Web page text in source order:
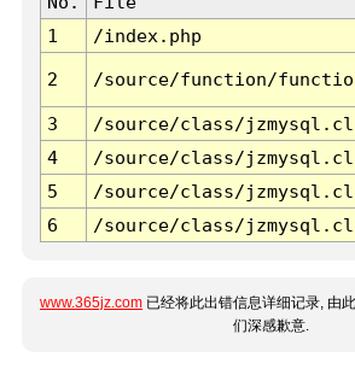
1
/index.php
2 /source/function/
3 /source/class/
4
/source/class/
5
/source/class/
6
/source/class/
www.365jz.com 已经将此出错信息详细记录, 由
们深感歉意.